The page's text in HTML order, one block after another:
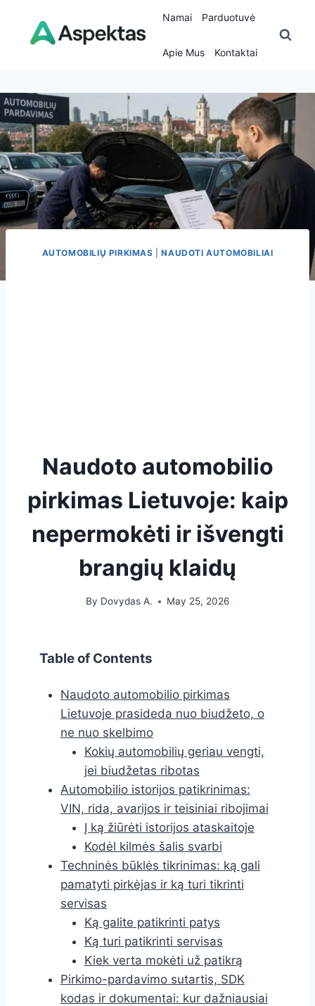
content
Namai Parduotuvė
Apie Mus Kontaktai
AUTOMOBILIŲ PIRKIMAS |NAUDOTI AUTOMOBILIAI
Naudoto automobilio
pirkimas Lietuvoje: kaip
nepermokėti ir išvengti
brangių klaidų
By Dovydas A. May 25, 2026
Table of Contents
Naudoto automobilio pirkimas
Lietuvoje prasideda nuo biudžeto, o
ne nuo skelbimo
Kokių automobilių geriau vengti,
jei biudžetas ribotas
Automobilio istorijos patikrinimas:
VIN, rida, avarijos ir teisiniai ribojimai
Į ką žiūrėti istorijos ataskaitoje
Kodėl kilmės šalis svarbi
Techninės būklės tikrinimas: ką gali
pamatyti pirkėjas ir ką turi tikrinti
servisas
Ką galite patikrinti patys
Ką turi patikrinti servisas
Kiek verta mokėti už patikrą
Pirkimo-pardavimo sutartis, SDK
kodas ir dokumentai: kur dažniausiai